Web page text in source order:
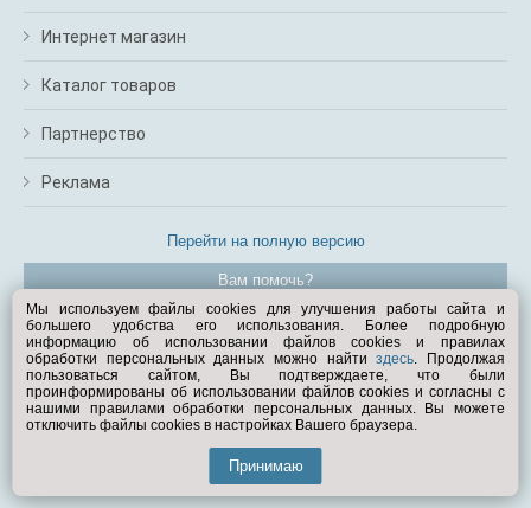
Интернет магазин
Каталог товаров
Партнерство
Реклама
Перейти на полную версию
Вам помочь?
© Exist.ru 1998—2026
Мы используем файлы cookies для улучшения работы сайта и
большего удобства его использования. Более подробную
информацию об использовании файлов cookies и правилах
обработки персональных данных можно найтиздесь. Продолжая
пользоваться сайтом, Вы подтверждаете, что были
проинформированы об использовании файлов cookies и согласны с
нашими правилами обработки персональных данных. Вы можете
отключить файлы cookies в настройках Вашего браузера.
Принимаю